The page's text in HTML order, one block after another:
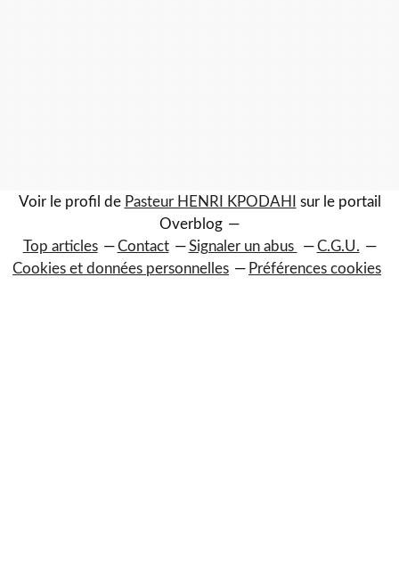
Voir le profil de Pasteur HENRI KPODAHI
sur le portail
Overblog
Top articles
Contact Signaler un abus
C.G.U.
Cookies et données personnelles
Préférences cookies